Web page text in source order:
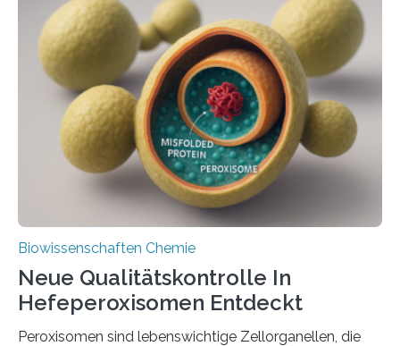
Biowissenschaften Chemie
Neue Qualitätskontrolle In
Hefeperoxisomen Entdeckt
Peroxisomen sind lebenswichtige Zellorganellen, die